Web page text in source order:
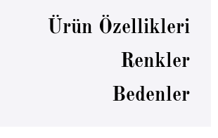
Ürün Özellikleri
Renkler
Bedenler